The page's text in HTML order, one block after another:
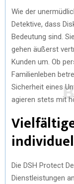
Wie der
Detektive, dass
Bedeutung sind.
gehen äußerst
Kunden um. Ob
Familienleben
Sicherheit eines
agieren stets mit
Die DSH Protect
Dienstleistungen